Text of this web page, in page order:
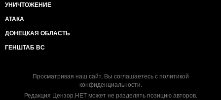
УНИЧТОЖЕНИЕ
АТАКА
ДОНЕЦКАЯ ОБЛАСТЬ
ГЕНШТАБ ВС
Просматривая наш сайт, Вы соглашаетесь с политикой
конфиденциальности.
Редакция Цензор.НЕТ может не разделять позицию авторов.